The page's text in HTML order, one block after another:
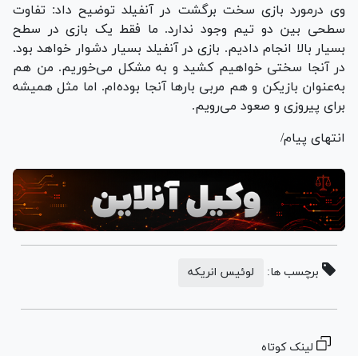
وی درمورد بازی سخت برگشت در آنفیلد توضیح داد: تفاوت
سطحی بین دو تیم وجود ندارد. ما فقط یک بازی در سطح
بسیار بالا انجام دادیم. بازی در آنفیلد بسیار دشوار خواهد بود.
در آنجا سختی خواهیم کشید و به مشکل می‌خوریم. من هم
به‌عنوان بازیکن و هم مربی بار‌ها آنجا بوده‌ام. اما مثل همیشه
برای پیروزی و صعود می‌رویم.
انتهای پیام/
برچسب ها: لوئیس انریکه
لینک کوتاه